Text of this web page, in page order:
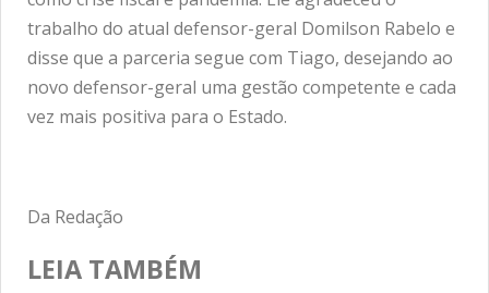
trabalho do atual defensor-geral Domilson Rabelo e
disse que a parceria segue com Tiago, desejando ao
novo defensor-geral uma gestão competente e cada
vez mais positiva para o Estado.
Da Redação
LEIA TAMBÉM